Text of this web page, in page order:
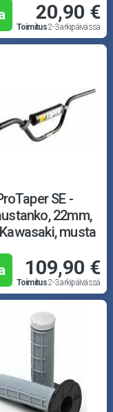
20,90 €
Toimitus2-3 arkipäivässä
SE -
22mm,
musta
109,90 €
Toimitus2-3 arkipäivässä